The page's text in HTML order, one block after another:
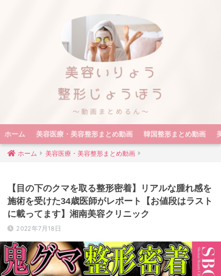
ホーム 美容医療・美容整形まとめ動画 韓国整形まとめ動画
ホーム 美容医療・美容整形まとめ動画
【目の下のクマを取る整形密着】リアルな腫れ感を
施術を受けた34歳医師がレポート【お値段はラスト
に載ってます】湘南美容クリニック
2022年7月18日